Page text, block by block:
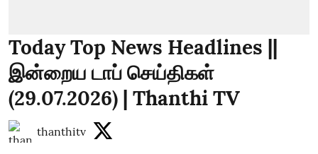
Today Top News Headlines ||
இன்றைய டாப் செய்திகள்
(29.07.2026) | Thanthi TV
thanthitv